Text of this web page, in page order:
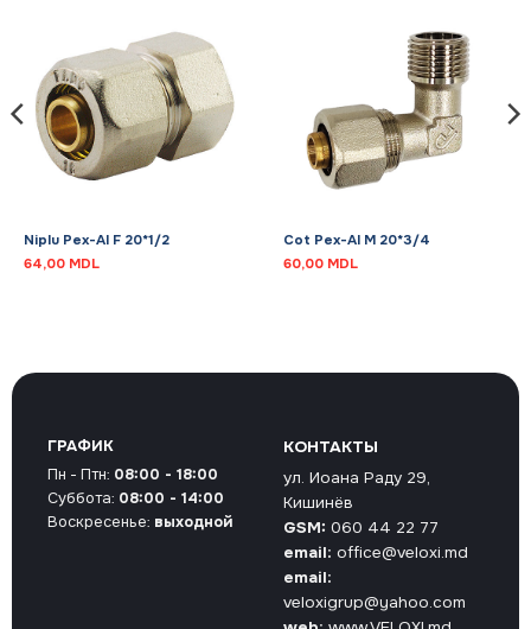
Niplu Pex-Al F 20*1/2
64,00 MDL
Cot Pex-Al M 20*3/4
60,00 MDL
КОНТАКТЫ
ул. Иоана Раду 29,
Кишинёв
GSM: 060 44 22 77
email: office@veloxi.md
email:
veloxigrup@yahoo.com
ГРАФИК
Пн - Птн: 08:00 - 18:00
Суббота: 08:00 - 14:00
Воскресенье: выходной